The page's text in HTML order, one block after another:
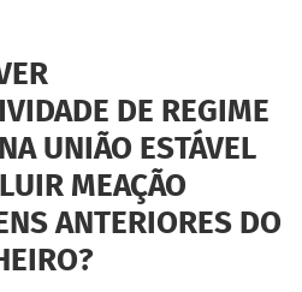
BENS
NA
UNIÃO
ESTÁVEL
COM
EFEITOS
RETROATIVOS
AO
INÍCIO
DO
RELACIONAMENTO?
DE REGIME
UNIÃO ESTÁVEL
MEAÇÃO
ANTERIORES DO